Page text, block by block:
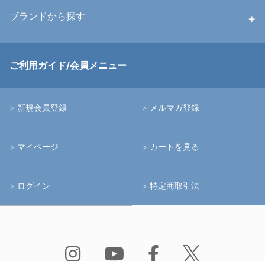
中古アームシステム
ハウジング
ライト
アームシステム
アクションカメラ(GoPro等)
水中用品
ブランドから探す
RGBlue
イノン
ご利用ガイド/会員メニュー
新規会員登録 メルマガ登録
マイページ カートを見る
ログイン 特定商取引法